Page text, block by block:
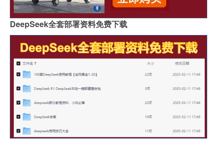
DeepSeek全套部署资料免费下载